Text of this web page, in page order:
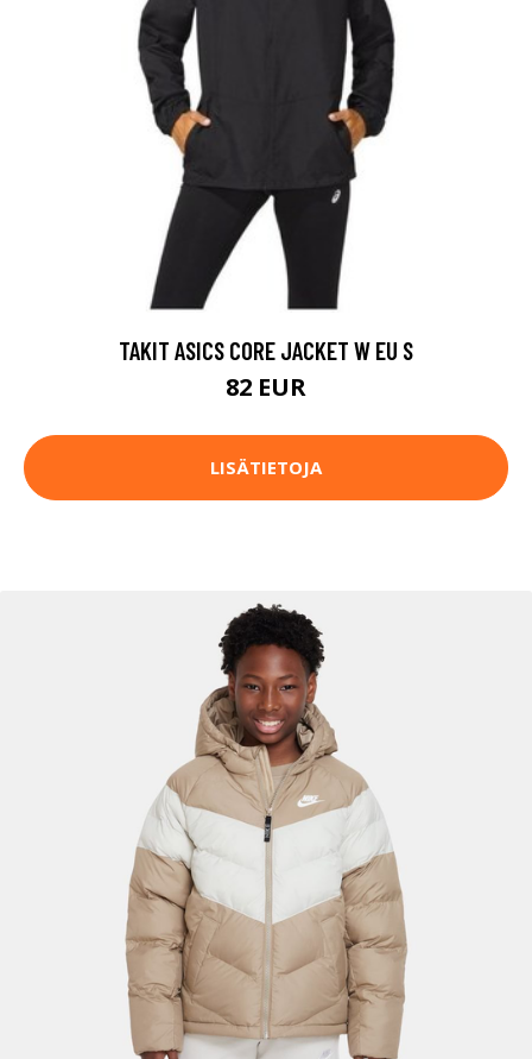
TAKIT ASICS CORE JACKET W EU S
82 EUR
LISÄTIETOJA